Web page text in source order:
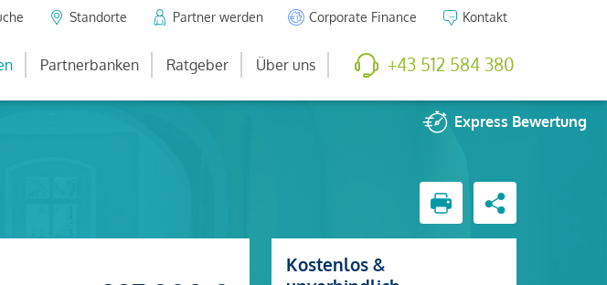
Standorte Partner werden Corporate Finance Kontakt
Partnerbanken Ratgeber Über uns +43 512 584 380
Express Bewertung
Kostenlos &